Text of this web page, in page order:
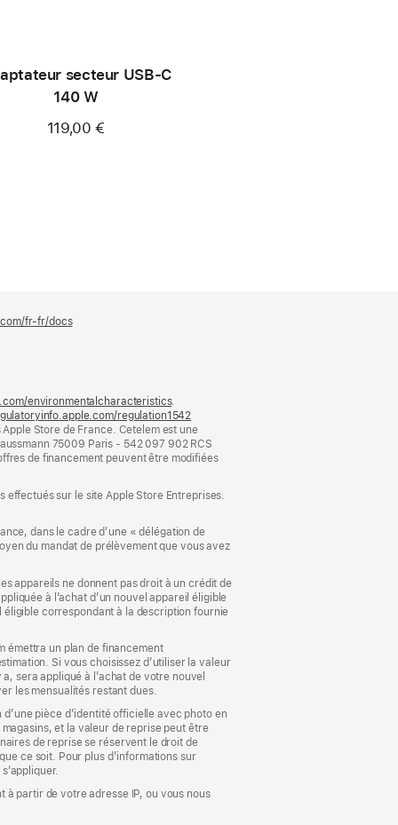
secteur USB-C
140 W
119,00 €
fr-fr/docs(s’ouvre
environmentalcharacteristics.
regulation1542
dans
une
nouvelle
Store de France. Cetelem est une
75009 Paris - 542 097 902 RCS
de financement peuvent être modifiées
effectués sur le site Apple Store Entreprises.
dans le cadre d’une « délégation de
du mandat de prélèvement que vous avez
appareils ne donnent pas droit à un crédit de
à l’achat d’un nouvel appareil éligible
correspondant à la description fournie
émettra un plan de financement
Si vous choisissez d’utiliser la valeur
sera appliqué à l’achat de votre nouvel
les mensualités restant dues.
pièce d’identité officielle avec photo en
et la valeur de reprise peut être
de reprise se réservent le droit de
ce soit. Pour plus d’informations sur
partir de votre adresse IP, ou vous nous